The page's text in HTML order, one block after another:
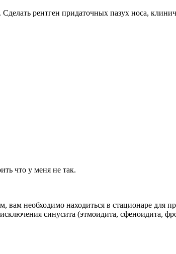
рентген придаточных пазух носа,
что у меня не так.
необходимо находиться в стационаре для
синусита (этмоидита, сфеноидита,